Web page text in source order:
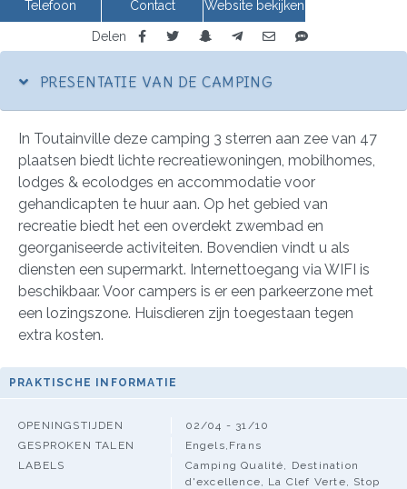
Telefoon Contact Website bekijken
Delen
PRESENTATIE VAN DE CAMPING
In Toutainville deze camping 3 sterren aan zee van 47
plaatsen biedt lichte recreatiewoningen, mobilhomes,
lodges & ecolodges en accommodatie voor
gehandicapten te huur aan. Op het gebied van
recreatie biedt het een overdekt zwembad en
georganiseerde activiteiten. Bovendien vindt u als
diensten een supermarkt. Internettoegang via WIFI is
beschikbaar. Voor campers is er een parkeerzone met
een lozingszone. Huisdieren zijn toegestaan tegen
extra kosten.
PRAKTISCHE INFORMATIE
OPENINGSTIJDEN
02/04 - 31/10
GESPROKEN TALEN
Engels,Frans
LABELS
Camping Qualité, Destination
d'excellence, La Clef Verte, Stop